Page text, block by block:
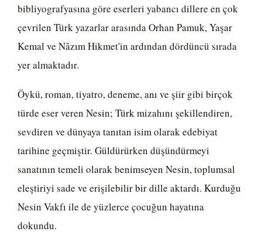
bibliyografyasına göre eserleri yabancı dillere en çok
çevrilen Türk yazarlar arasında Orhan Pamuk, Yaşar
Kemal ve Nâzım Hikmet'in ardından dördüncü sırada
yer almaktadır.
Öykü, roman, tiyatro, deneme, anı ve şiir gibi birçok
türde eser veren Nesin; Türk mizahını şekillendiren,
sevdiren ve dünyaya tanıtan isim olarak edebiyat
tarihine geçmiştir. Güldürürken düşündürmeyi
sanatının temeli olarak benimseyen Nesin, toplumsal
eleştiriyi sade ve erişilebilir bir dille aktardı. Kurduğu
Nesin Vakfı ile de yüzlerce çocuğun hayatına
dokundu.